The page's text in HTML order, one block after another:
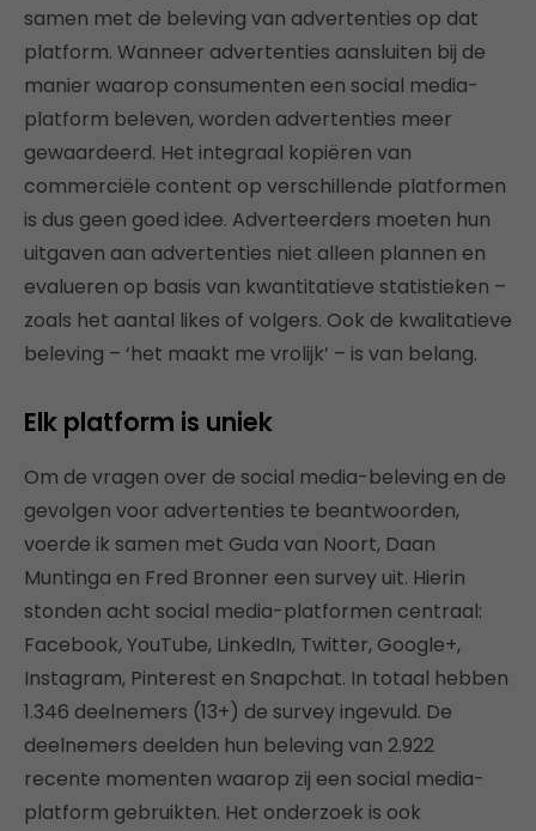
samen met de beleving van advertenties op dat
platform. Wanneer advertenties aansluiten bij de
manier waarop consumenten een social media-
platform beleven, worden advertenties meer
gewaardeerd. Het integraal kopiëren van
commerciële content op verschillende platformen
is dus geen goed idee. Adverteerders moeten hun
uitgaven aan advertenties niet alleen plannen en
evalueren op basis van kwantitatieve statistieken –
zoals het aantal likes of volgers. Ook de kwalitatieve
beleving – ‘het maakt me vrolijk’ – is van belang.
Elk platform is uniek
Om de vragen over de social media-beleving en de
gevolgen voor advertenties te beantwoorden,
voerde ik samen met Guda van Noort, Daan
Muntinga en Fred Bronner een survey uit. Hierin
stonden acht social media-platformen centraal:
Facebook, YouTube, LinkedIn, Twitter, Google+,
Instagram, Pinterest en Snapchat. In totaal hebben
1.346 deelnemers (13+) de survey ingevuld. De
deelnemers deelden hun beleving van 2.922
recente momenten waarop zij een social media-
platform gebruikten. Het onderzoek is ook